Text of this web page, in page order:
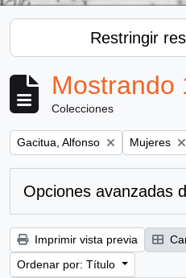
Restringir
Mostrando
Colecciones
Remove filter:
Gacitua, Alfonso Remove
Mujeres
Opciones avanzadas
Imprimir vista previa
Ordenar por: Título